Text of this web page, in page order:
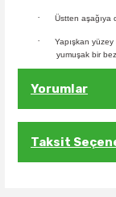
· Üstten aşağıya
·
Yapışkan
yumuşak bir
Yorumlar
Taksit